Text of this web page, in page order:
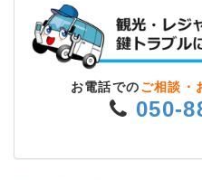
お電話での ご相談・
050-